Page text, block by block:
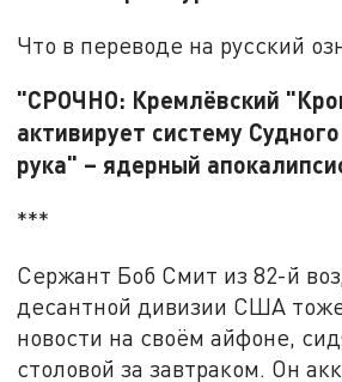
Что в переводе на русский
"СРОЧНО: Кремлёвский
активирует систему
рука" – ядерный
***
Сержант Боб Смит из 82-й
десантной дивизии США
новости на своём айфоне,
столовой за завтраком. Он